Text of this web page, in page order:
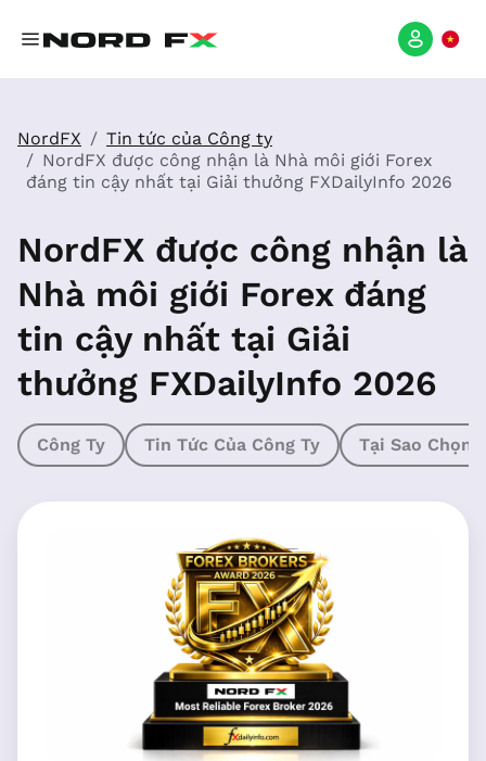
NordFX
Tin tức của Công ty
NordFX được công nhận là Nhà môi giới Forex
đáng tin cậy nhất tại Giải thưởng FXDailyInfo 2026
NordFX được công nhận là
Nhà môi giới Forex đáng
tin cậy nhất tại Giải
thưởng FXDailyInfo 2026
Công Ty Tin Tức Của Công Ty Tại Sao Chọn